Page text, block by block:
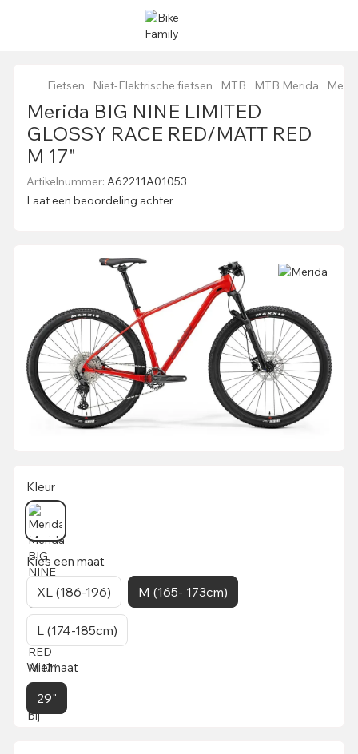
Fietsen Niet-Elektrische fietsen MTB MTB Merida
Merida BIG NINE LIMITED
GLOSSY RACE RED/MATT RED
M 17"
Artikelnummer: A62211A01053
Laat een beoordeling achter
Kleur
Kies een maat
XL (186-196) M (165- 173cm)
L (174-185cm)
Wielmaat
29"